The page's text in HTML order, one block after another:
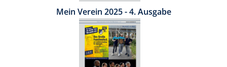
Mein Verein 2025 - 4. Ausgabe